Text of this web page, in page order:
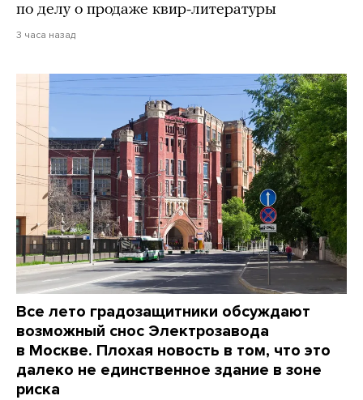
по делу о продаже квир-литературы
3 часа назад
Все лето градозащитники обсуждают
возможный снос Электрозавода
в Москве. Плохая новость в том, что это
далеко не единственное здание в зоне
риска